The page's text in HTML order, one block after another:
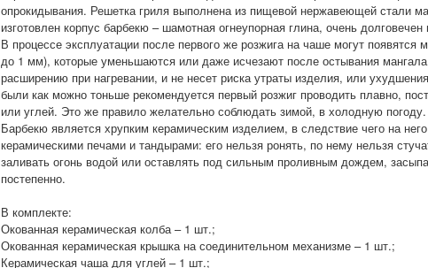
опрокидывания. Решетка гриля выполнена из пищевой нержавеющей стали
изготовлен корпус барбекю – шамотная огнеупорная глина, очень
В процессе эксплуатации после первого же розжига на чаше могут
до 1 мм), которые уменьшаются или даже исчезают после остывания
расширению при нагревании, и не несет риска утраты изделия, или
были как можно тоньше рекомендуется первый розжиг проводить плавно,
или углей. Это же правило желательно соблюдать зимой, в холодную погоду.
Барбекю является хрупким керамическим изделием, в следствие чего на
керамическими печами и тандырами: его нельзя ронять, по нему нельзя
заливать огонь водой или оставлять под сильным проливным дождем,
постепенно.
В комплекте:
Окованная керамическая колба – 1 шт.;
Окованная керамическая крышка на соединительном механизме – 1 шт.;
Керамическая чаша для углей – 1 шт.;